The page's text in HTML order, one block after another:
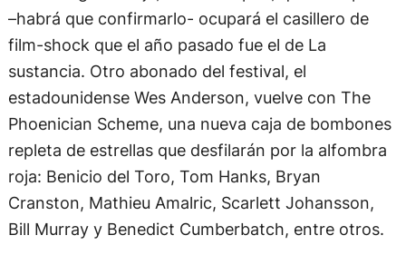
film-shock que el año pasado fue el de La
sustancia. Otro abonado del festival, el
estadounidense Wes Anderson, vuelve con The
Phoenician Scheme, una nueva caja de bombones
repleta de estrellas que desfilarán por la alfombra
roja: Benicio del Toro, Tom Hanks, Bryan
Cranston, Mathieu Amalric, Scarlett Johansson,
Bill Murray y Benedict Cumberbatch, entre otros.
Por su parte, el ucraniano Sergei Loznitsa,